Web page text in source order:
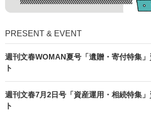
PRESENT & EVENT
週刊文春WOMAN夏号「遺贈・寄付特集
ト
週刊文春7月2日号「資産運用・相続特集
ト